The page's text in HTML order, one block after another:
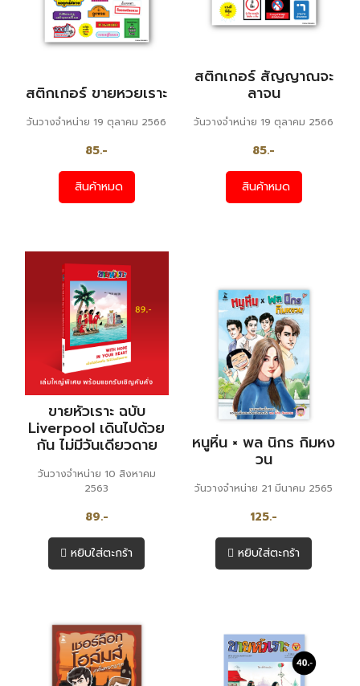
สติกเกอร์ ขายหวยเราะ
วันวางจำหน่าย 19 ตุลาคม 2566
85.-
สินค้าหมด
สติกเกอร์ สัญญาณจะ
ลาจน
วันวางจำหน่าย 19 ตุลาคม 2566
85.-
สินค้าหมด
ขายหัวเราะ ฉบับ
Liverpool เดินไปด้วย
กัน ไม่มีวันเดียวดาย
วันวางจำหน่าย 10 สิงหาคม
2563
89.-
หยิบใส่ตะกร้า
หนูหิ่น × พล นิกร กิมหง
วน
วันวางจำหน่าย 21 มีนาคม 2565
125.-
หยิบใส่ตะกร้า